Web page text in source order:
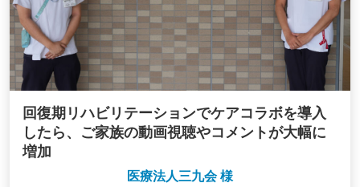
回復期リハビリテーションでケアコラボを導入
したら、ご家族の動画視聴やコメントが大幅に
増加
医療法人三九会 様